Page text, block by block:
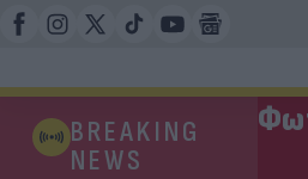
BREAKING
NEWS